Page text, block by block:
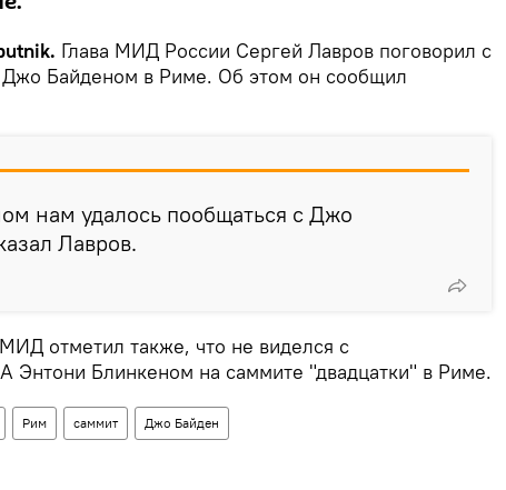
Глава МИД России Сергей Лавров поговорил с
Байденом в Риме. Об этом он сообщил
нам удалось пообщаться с Джо
Лавров.
МИД отметил также, что не виделся с
Энтони Блинкеном на саммите "двадцатки" в Риме.
Рим саммит Джо Байден